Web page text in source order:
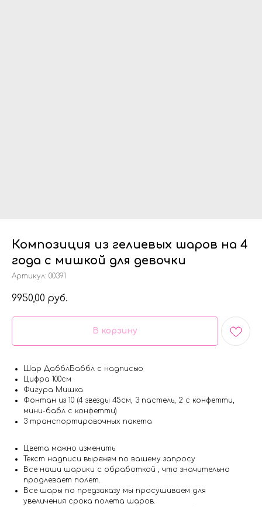
Композиция из гелиевых шаров на 4
года с мишкой для девочки
Артикул: 00391
9950,00 руб.
В корзину
Шар ДабблБаббл с надписью
Цифра 100см
Фигура Мишка
Фонтан из 10 (4 звезды 45см, 3 пастель, 2 с конфетти,
мини-бабл с конфетти)
3 транспортировочных пакета
Цвета можно изменить
Текст надписи вырежем по вашему запросу
Все наши шарики с обработкой , что значительно
продлевает полет.
Все шары по предзаказу мы просушиваем для
увеличения срока полета шаров.